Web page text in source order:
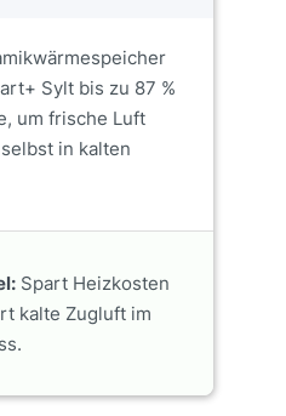
Sylt bis zu 87 %
um frische Luft
in kalten
Spart Heizkosten
kalte Zugluft im